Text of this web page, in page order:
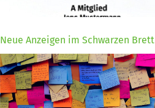
Neue Anzeigen im Schwarzen Brett